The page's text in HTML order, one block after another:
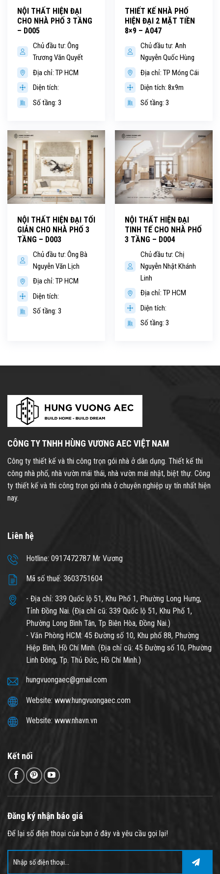
NỘI THẤT HIỆN ĐẠI
CHO NHÀ PHỐ 3 TẦNG
– D005
Chủ đầu tư: Ông
Trương Văn Quyết
Địa chỉ: TP HCM
Diện tích:
Số tầng: 3
THIẾT KẾ NHÀ PHỐ
HIỆN ĐẠI 2 MẶT TIỀN
8×9 – A047
Chủ đầu tư: Anh
Nguyễn Quốc Hùng
Địa chỉ: TP Móng Cái
Diện tích: 8x9m
Số tầng: 3
NỘI THẤT HIỆN ĐẠI TỐI
GIẢN CHO NHÀ PHỐ 3
TẦNG – D003
Chủ đầu tư: Ông Bà
Nguyễn Văn Lịch
Địa chỉ: TP HCM
Diện tích:
Số tầng: 3
NỘI THẤT HIỆN ĐẠI
TINH TẾ CHO NHÀ PHỐ
3 TẦNG – D004
Chủ đầu tư: Chị
Nguyễn Nhật Khánh
Linh
Địa chỉ: TP HCM
Diện tích:
Số tầng: 3
CÔNG TY TNHH HÙNG VƯƠNG AEC VIỆT NAM
Công ty thiết kế và thi công trọn gói nhà ở dân dụng. Thiết kế thi
công nhà phố, nhà vườn mái thái, nhà vườn mái nhật, biệt thự. Công
ty thiết kế và thi công trọn gói nhà ở chuyên nghiệp uy tín nhất hiện
nay.
Liên hệ
Hotline: 0917472787 Mr Vương
Mã số thuế: 3603751604
- Địa chỉ: 339 Quốc lộ 51, Khu Phố 1, Phường Long Hưng,
Tỉnh Đồng Nai. (Địa chỉ cũ: 339 Quốc lộ 51, Khu Phố 1,
Phường Long Bình Tân, Tp Biên Hòa, Đồng Nai.)
- Văn Phòng HCM: 45 Đường số 10, Khu phố 88, Phường
Hiệp Bình, Hồ Chí Minh. (Địa chỉ cũ: 45 Đường số 10, Phường
Linh Đông, Tp. Thủ Đức, Hồ Chí Minh.)
hungvuongaec@gmail.com
Website: www.hungvuongaec.com
Website: www.nhavn.vn
Kết nối
Đăng ký nhận báo giá
Để lại số điện thoại của bạn ở đây và yêu cầu gọi lại!